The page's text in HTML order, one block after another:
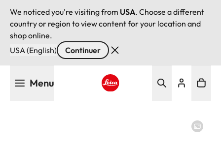
We noticed you're visiting from USA. Choose a different
country or region to view content for your location and
shop online.
USA (English)
Continuer
Menu